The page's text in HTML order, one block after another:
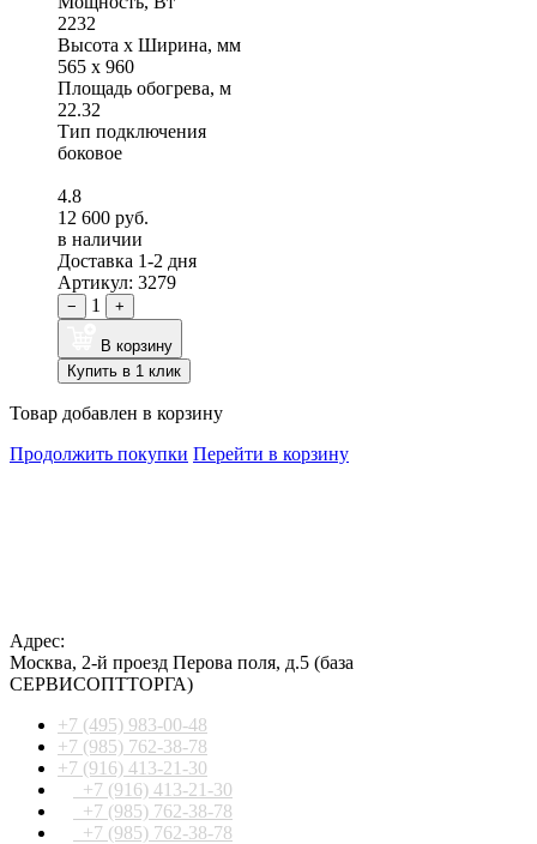
2232
Высота x Ширина, мм
565 x 960
Площадь обогрева, м
22.32
Тип подключения
боковое
4.8
12 600 руб.
в наличии
Доставка 1-2 дня
Артикул: 3279
− 1 +
В корзину
Купить в 1 клик
Товар добавлен в корзину
Продолжить покупки Перейти в корзину
Адрес:
Москва, 2-й проезд Перова поля, д.5 (база
СЕРВИСОПТТОРГА)
+7 (495) 983-00-48
+7 (985) 762-38-78
+7 (916) 413-21-30
+7 (916) 413-21-30
+7 (985) 762-38-78
+7 (985) 762-38-78